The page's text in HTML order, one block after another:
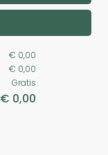
€ 0,00
€ 0,00
Gratis
€ 0,00